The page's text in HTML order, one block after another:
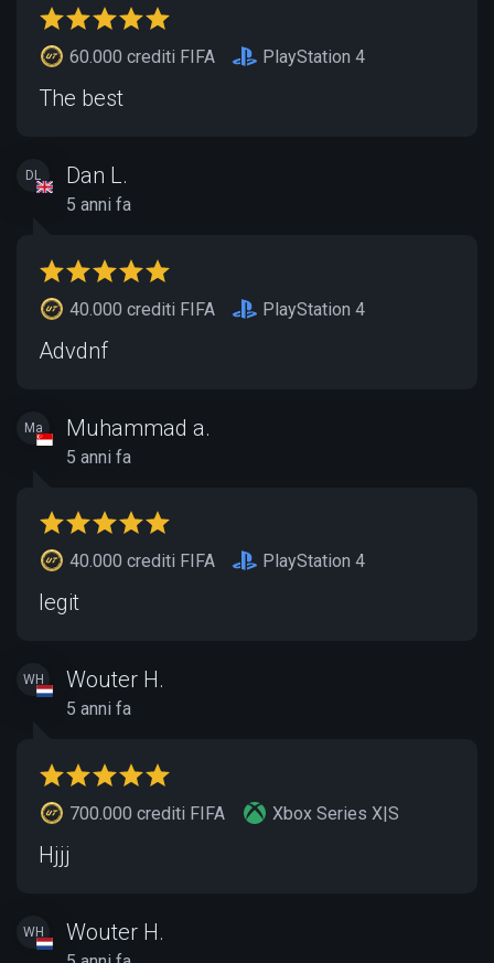
60.000 crediti FIFA PlayStation 4
The best
DL Dan L.
5 anni fa
40.000 crediti FIFA PlayStation 4
Advdnf
Ma Muhammad a.
5 anni fa
40.000 crediti FIFA PlayStation 4
legit
WH Wouter H.
5 anni fa
700.000 crediti FIFA Xbox Series X|S
Hjjj
WH Wouter H.